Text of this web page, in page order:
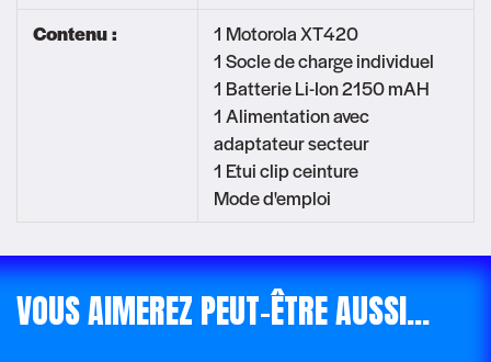
Contenu :
1 Motorola XT420
1 Socle de charge individuel
1 Batterie Li-Ion 2150 mAH
1 Alimentation avec
adaptateur secteur
1 Etui clip ceinture
Mode d'emploi
VOUS AIMEREZ PEUT-ÊTRE AUSSI…